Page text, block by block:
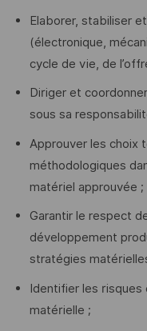
Elaborer, stabiliser
(électronique,
cycle de vie, de
Diriger et
sous sa
Approuver les choix
méthodologiques
matériel approuvée ;
Garantir le respect
développement
stratégies
Identifier les
matérielle ;